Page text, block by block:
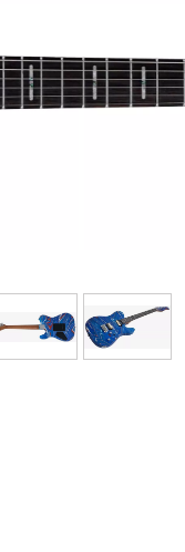
Bundle
Sehen